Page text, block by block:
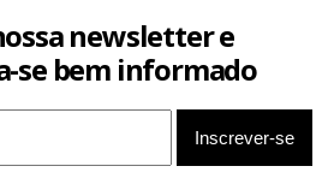
muito incerto”, acrescentou ele.
newsletter e
se bem informado